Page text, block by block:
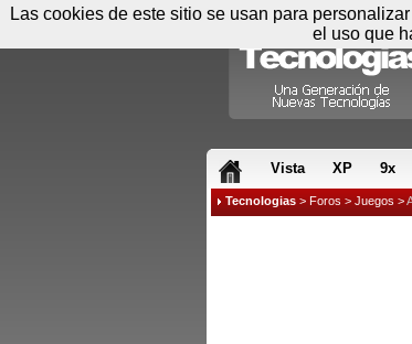
Vista XP 9x
Tecnologias > Foros > Juegos >
Las cookies de este sitio se usan para
el uso que